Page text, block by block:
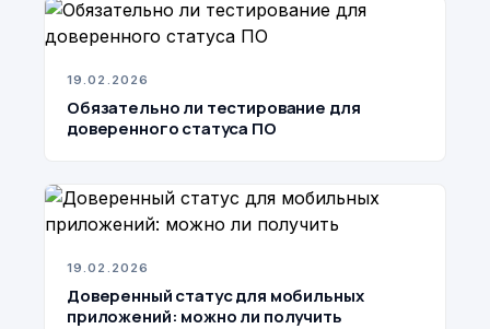
19.02.2026
Обязательно ли тестирование для
доверенного статуса ПО
19.02.2026
Доверенный статус для мобильных
приложений: можно ли получить